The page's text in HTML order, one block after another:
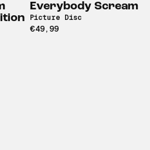
Everybody Scream
Picture Disc
€49,99